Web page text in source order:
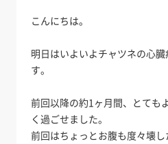
こんにちは。
明日はいよいよチャツネの心臓
す。
前回以降の約1ヶ月間、とても
く過ごせました。
前回はちょっとお腹も度々壊